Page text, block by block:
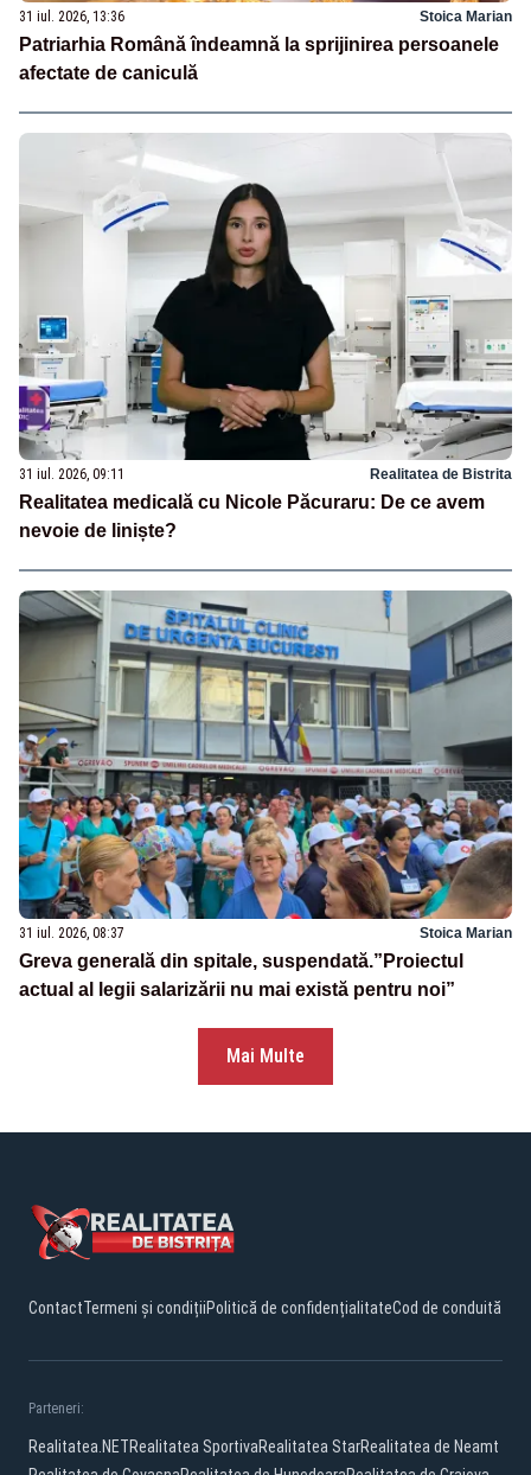
31 iul. 2026, 13:36 Stoica Marian
Patriarhia Română îndeamnă la sprijinirea persoanele
afectate de caniculă
31 iul. 2026, 09:11 Realitatea de Bistrita
Realitatea medicală cu Nicole Păcuraru: De ce avem
nevoie de liniște?
31 iul. 2026, 08:37 Stoica Marian
Greva generală din spitale, suspendată.”Proiectul
actual al legii salarizării nu mai există pentru noi”
Mai Multe
ContactTermeni și condițiiPolitică de confidențialitateCod de conduită
Parteneri:
Realitatea.NETRealitatea SportivaRealitatea StarRealitatea de Neamt